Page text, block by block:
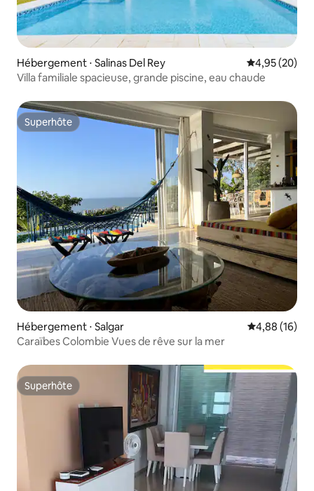
Hébergement ⋅ Salinas Del Rey Évaluation
4,95 (20)
Villa familiale spacieuse, grande piscine, eau chaude
Superhôte
Superhôte
Hébergement ⋅ Salgar Évaluation
4,88 (16)
Caraïbes Colombie Vues de rêve sur la mer
Superhôte
Superhôte